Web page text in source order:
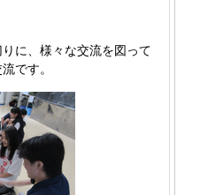
に、様々な交流を図って
です。